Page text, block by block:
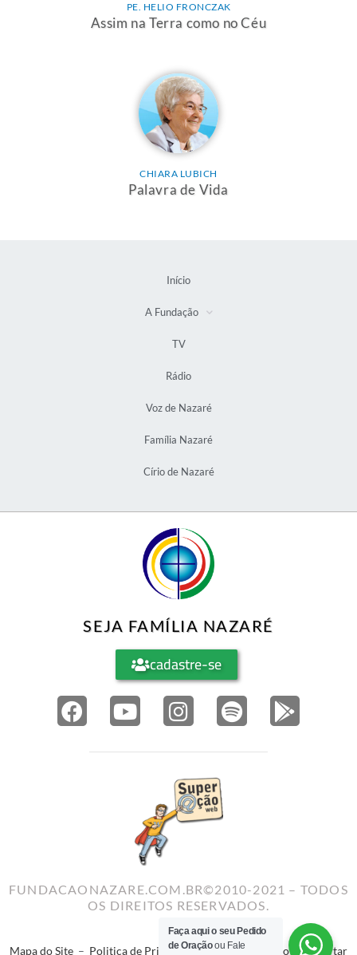
PE. HELIO FRONCZAK
Assim na Terra como no Céu
CHIARA LUBICH
Palavra de Vida
Início
A Fundação
TV
Rádio
Voz de Nazaré
Família Nazaré
Círio de Nazaré
SEJA FAMÍLIA NAZARÉ
cadastre-se
FUNDACAONAZARE.COM.BR©2010-2021 – TODOS
OS DIREITOS RESERVADOS.
Mapa do Site – Politica de Privacidade–Termos de Uso–Reportar
Faça aqui o seu Pedido
de Oraçãoou Fale